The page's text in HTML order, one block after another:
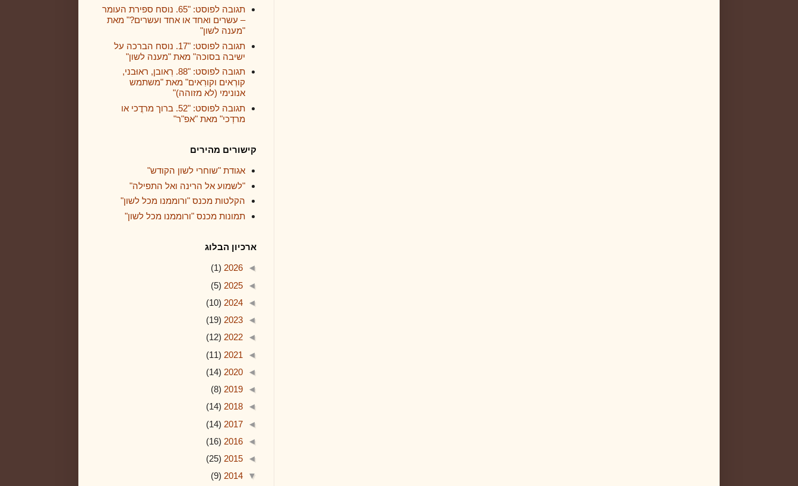
תגובה לפוסט: "65. נוסח ספירת העומר
– עשרים ואחד או אחד ועשרים?" מאת
"מענה לשון"
תגובה לפוסט: "17. נוסח הברכה על
ישיבה בסוכה" מאת "מענה לשון"
תגובה לפוסט: "88. רְאובן, ראוּבני,
קורְאים וקורִאים" מאת "משתמש
אנונימי (לא מזוהה)"
תגובה לפוסט: "52. ברוך מרדֳכי או
מרדְכי" מאת "אפ"ר"
קישורים מהירים
אגודת "שוחרי לשון הקודש"
"לשמוע אל הרינה ואל התפילה"
הקלטות מכנס "ורוממנו מכל לשון"
תמונות מכנס "ורוממנו מכל לשון"
ארכיון הבלוג
◄
2026
(1)
◄
2025
(5)
◄
2024
(10)
◄
2023
(19)
◄
2022
(12)
◄
2021
(11)
◄
2020
(14)
◄
2019
(8)
◄
2018
(14)
◄
2017
(14)
◄
2016
(16)
◄
2015
(25)
▼
2014
(9)